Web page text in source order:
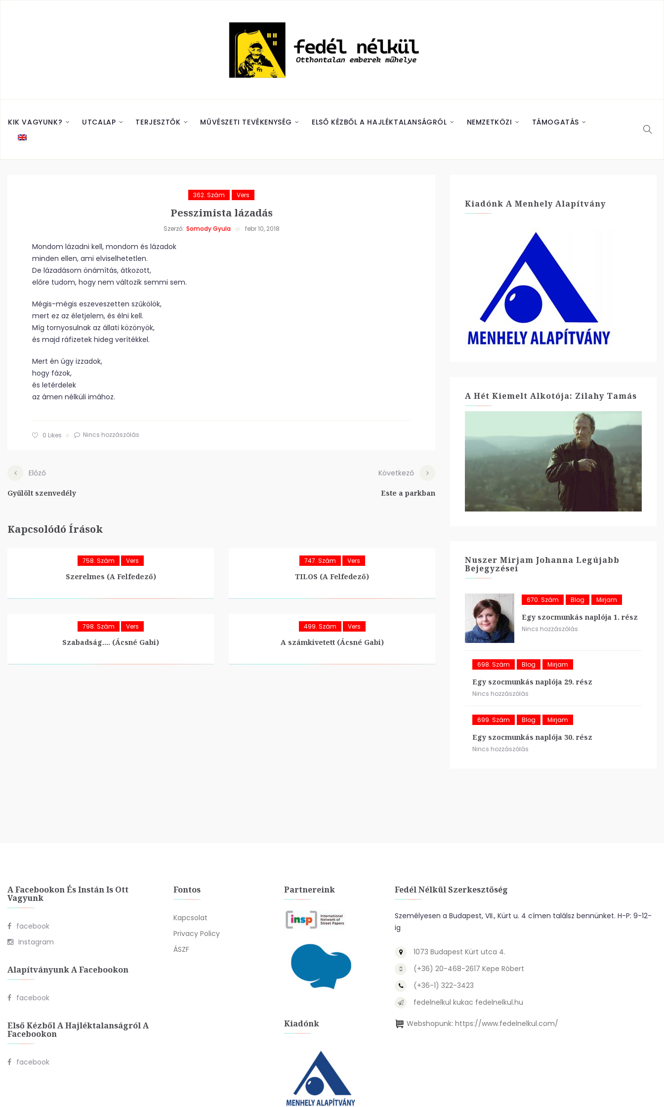
KIK VAGYUNK? UTCALAP TERJESZTŐK MŰVÉSZETI TEVÉKENYSÉG ELSŐ KÉZBŐL A HAJLÉKTALANSÁGRÓL NEMZETKÖZI TÁMOGATÁS
362. Szám Vers
Pesszimista lázadás
Szerző: Somody Gyula febr 10, 2018
Mondom lázadni kell, mondom és lázadok
minden ellen, ami elviselhetetlen.
De lázadásom önámítás, átkozott,
előre tudom, hogy nem változik semmi sem.
Mégis-mégis eszeveszetten szűkölök,
mert ez az életjelem, és élni kell.
Míg tornyosulnak az állati közönyök,
és majd ráfizetek hideg verítékkel.
Mert én úgy izzadok,
hogy fázok,
és letérdelek
az ámen nélküli imához.
0 Likes Nincs hozzászólás
Előző
Gyűlölt szenvedély
Következő
Este a parkban
Kapcsolódó Írások
758. Szám Vers
Szerelmes (A Felfedező)
747. Szám Vers
TILOS (A Felfedező)
798. Szám Vers
Szabadság…. (Ácsné Gabi)
499. Szám Vers
A számkivetett (Ácsné Gabi)
Kiadónk A Menhely Alapítvány
A Hét Kiemelt Alkotója: Zilahy Tamás
Nuszer Mirjam Johanna Legújabb
Bejegyzései
670. Szám Blog Mirjam
Egy szocmunkás naplója 1. rész
Nincs hozzászólás
698. Szám Blog Mirjam
Egy szocmunkás naplója 29. rész
Nincs hozzászólás
699. Szám Blog Mirjam
Egy szocmunkás naplója 30. rész
Nincs hozzászólás
A Facebookon És Instán Is Ott
Vagyunk
facebook
Instagram
Alapítványunk A Facebookon
facebook
Első Kézből A Hajléktalanságról A
Facebookon
facebook
Fontos
Kapcsolat
Privacy Policy
ÁSZF
Partnereink
Kiadónk
Fedél Nélkül Szerkesztőség
Személyesen a Budapest, VII., Kürt u. 4 címen találsz bennünket. H-P: 9-12-
ig
1073 Budapest Kürt utca 4.
(+36) 20-468-2617 Kepe Róbert
(+36-1) 322-3423
fedelnelkul kukac fedelnelkul.hu
Webshopunk: https://www.fedelnelkul.com/